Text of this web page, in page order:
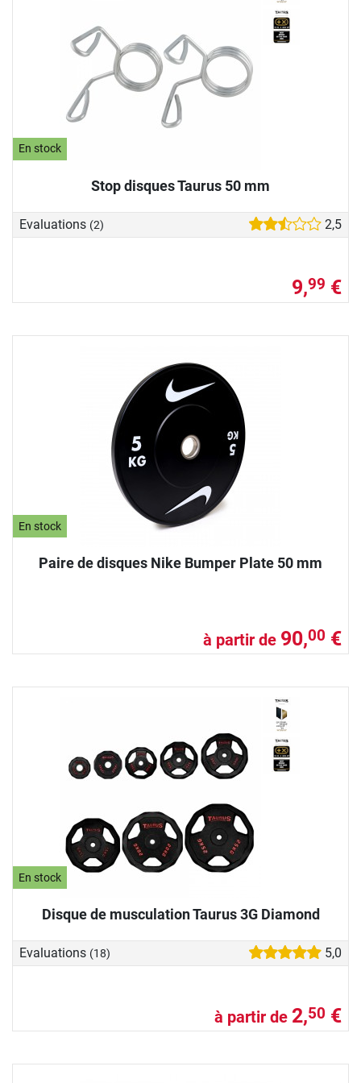
En stock
Stop disques Taurus 50 mm
Evaluations (2) 2,5
9,99 €
En stock
Paire de disques Nike Bumper Plate 50 mm
à partir de 90,00 €
En stock
Disque de musculation Taurus 3G Diamond
Evaluations (18) 5,0
à partir de 2,50 €